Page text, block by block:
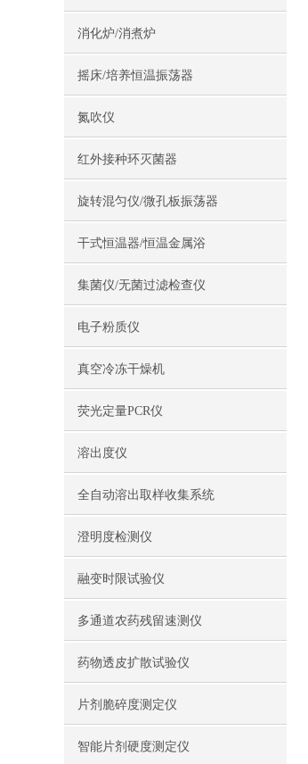
消化炉/消煮炉
摇床/培养恒温振荡器
氮吹仪
红外接种环灭菌器
旋转混匀仪/微孔板振荡器
干式恒温器/恒温金属浴
集菌仪/无菌过滤检查仪
电子粉质仪
真空冷冻干燥机
荧光定量PCR仪
溶出度仪
全自动溶出取样收集系统
澄明度检测仪
融变时限试验仪
多通道农药残留速测仪
药物透皮扩散试验仪
片剂脆碎度测定仪
智能片剂硬度测定仪